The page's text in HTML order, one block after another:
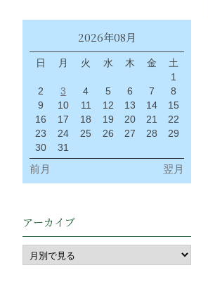
2026年08月
日 月 火 水 木 金
土
1
2
3 4 5 6 7
8
9
10 11 12 13 14
15
16
17 18 19 20 21
22
23
24 25 26 27 28
29
30
31
前月 翌月
アーカイブ